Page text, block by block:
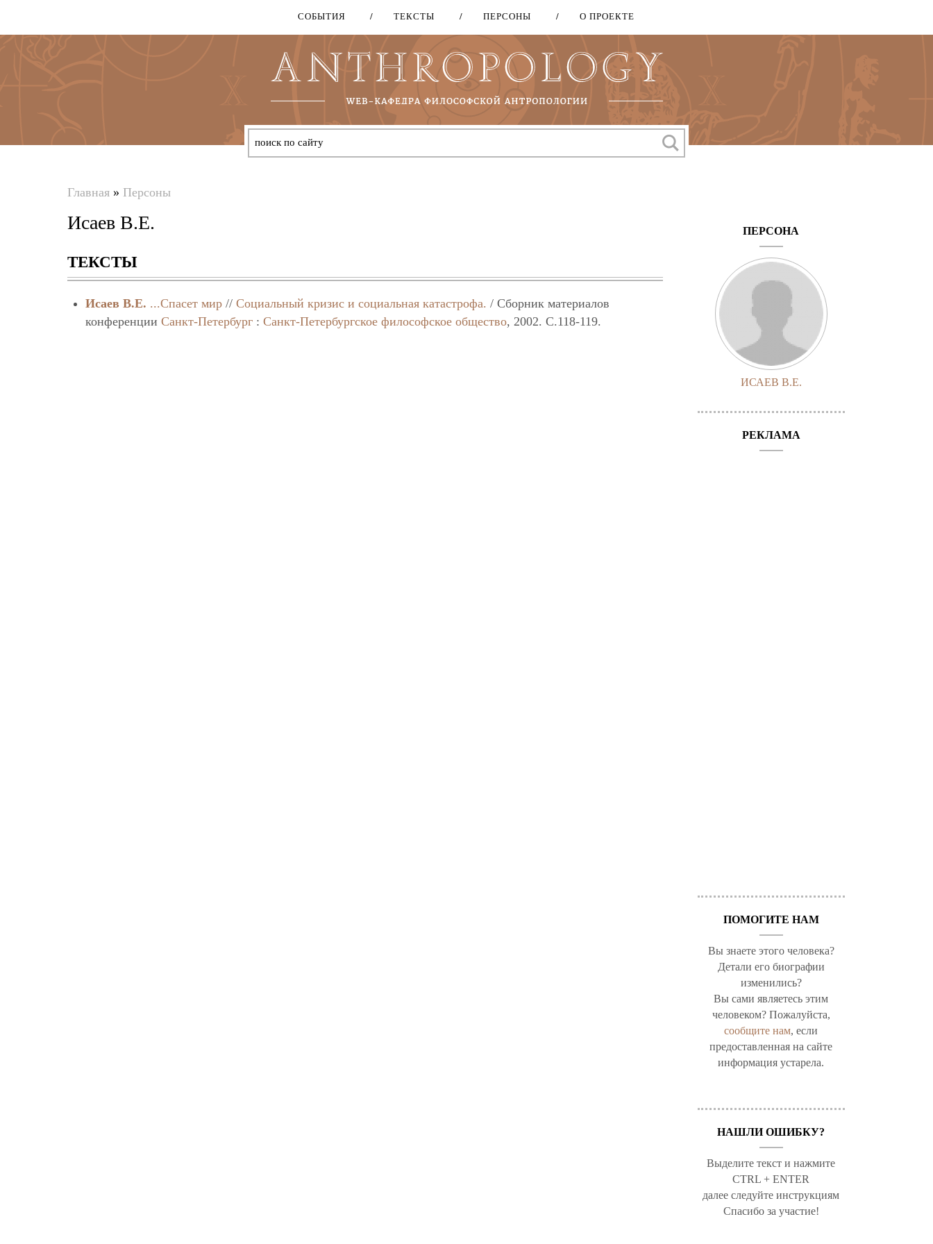
Перейти
основному
содержанию
СОБЫТИЯ ТЕКСТЫ ПЕРСОНЫ О ПРОЕКТЕ
здесь
Главная » Персоны
Исаев В.Е.
ТЕКСТЫ
Исаев В.Е. ...Спасет мир //Социальный кризис и социальная катастрофа. / Сборник материалов
конференцииСанкт-Петербург :Санкт-Петербургское философское общество, 2002. C.118-119.
ПЕРСОНА
ИСАЕВ В.Е.
РЕКЛАМА
ПОМОГИТЕ НАМ
Вы знаете этого человека?
Детали его биографии
изменились?
Вы сами являетесь этим
человеком? Пожалуйста,
сообщите нам, если
предоставленная на сайте
информация устарела.
НАШЛИ ОШИБКУ?
Выделите текст и нажмите
CTRL + ENTER
далее следуйте инструкциям
Спасибо за участие!